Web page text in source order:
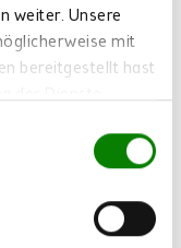
weiter. Unsere
mit
bereitgestellt hast